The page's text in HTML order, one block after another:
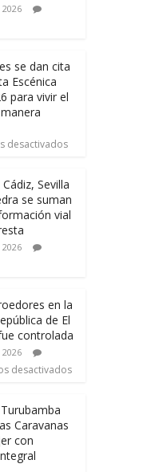
se dan cita
Escénica
para vivir el
desactivados
Sevilla
se suman
vial
en la
de El
controlada
desactivados
Caravanas
con